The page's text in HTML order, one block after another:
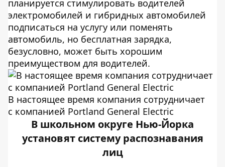
планируется стимулировать водителей
электромобилей и гибридных автомобилей
подписаться на услугу или поменять
автомобиль, но бесплатная зарядка,
безусловно, может быть хорошим
преимуществом для водителей.
В настоящее время компания сотрудничает
с компанией Portland General Electric
В школьном округе Нью-Йорка
установят систему распознавания
лиц